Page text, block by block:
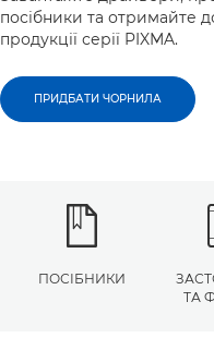
посібники та отримайте
продукції серії PIXMA.
ПРИДБАТИ ЧОРНИЛА
ПОСІБНИКИ
ТА